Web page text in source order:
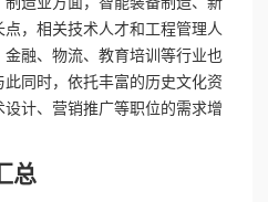
，相关技术人才和工程管理人
融、物流、教育培训等行业也
同时，依托丰富的历史文化资
计、营销推广等职位的需求增
总